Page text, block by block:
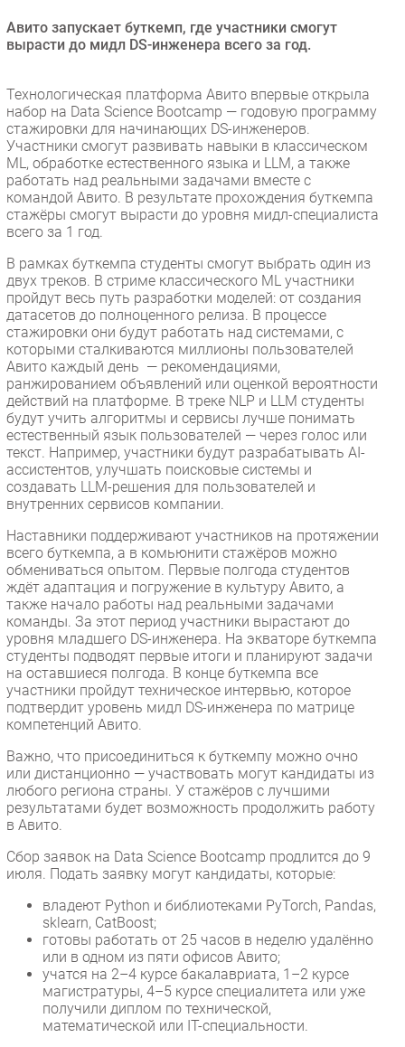
Безопасность
Инновации
Гаджеты
Здоровье
РАЗДЕЛЫ
Новости
Аналитика
Интервью
Мероприятия
Проекты
IT класс
Тестовый стенд
Каталог компаний
Авито запускает буткемп, где участники смогут
вырасти до мидл DS-инженера всего за год.
Технологическая платформа Авито впервые открыла
набор на Data Science Bootcamp — годовую программу
стажировки для начинающих DS-инженеров.
Участники смогут развивать навыки в классическом
ML, обработке естественного языка и LLM, а также
работать над реальными задачами вместе с
командой Авито. В результате прохождения буткемпа
стажёры смогут вырасти до уровня мидл-специалиста
всего за 1 год.
В рамках буткемпа студенты смогут выбрать один из
двух треков. В стриме классического ML участники
пройдут весь путь разработки моделей: от создания
датасетов до полноценного релиза. В процессе
стажировки они будут работать над системами, с
которыми сталкиваются миллионы пользователей
Авито каждый день — рекомендациями,
ранжированием объявлений или оценкой вероятности
действий на платформе. В треке NLP и LLM студенты
будут учить алгоритмы и сервисы лучше понимать
естественный язык пользователей — через голос или
текст. Например, участники будут разрабатывать AI-
ассистентов, улучшать поисковые системы и
создавать LLM-решения для пользователей и
внутренних сервисов компании.
Наставники поддерживают участников на протяжении
всего буткемпа, а в комьюнити стажёров можно
обмениваться опытом. Первые полгода студентов
ждёт адаптация и погружение в культуру Авито, а
также начало работы над реальными задачами
команды. За этот период участники вырастают до
уровня младшего DS-инженера. На экваторе буткемпа
студенты подводят первые итоги и планируют задачи
на оставшиеся полгода. В конце буткемпа все
участники пройдут техническое интервью, которое
подтвердит уровень мидл DS-инженера по матрице
компетенций Авито.
Важно, что присоединиться к буткемпу можно очно
или дистанционно — участвовать могут кандидаты из
любого региона страны. У стажёров с лучшими
результатами будет возможность продолжить работу
в Авито.
Сбор заявок на Data Science Bootcamp продлится до 9
июля. Подать заявку могут кандидаты, которые:
владеют Python и библиотеками PyTorch, Pandas,
sklearn, CatBoost;
готовы работать от 25 часов в неделю удалённо
или в одном из пяти офисов Авито;
учатся на 2–4 курсе бакалавриата, 1–2 курсе
магистратуры, 4–5 курсе специалитета или уже
получили диплом по технической,
математической или IT-специальности.